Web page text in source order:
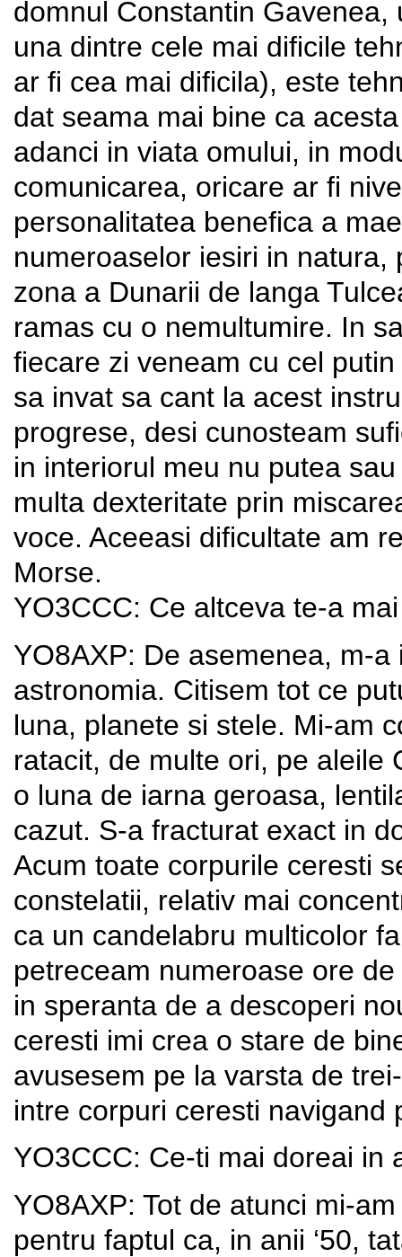
domnul Constantin
una dintre cele mai dificile
ar fi cea mai dificila), este
dat seama mai bine ca
adanci in viata omului, in
comunicarea, oricare ar fi
personalitatea benefica a
numeroaselor iesiri in
zona a Dunarii de langa
ramas cu o nemultumire. In
fiecare zi veneam cu cel
sa invat sa cant la acest
progrese, desi cunosteam
in interiorul meu nu putea
multa dexteritate prin
voce. Aceeasi dificultate am
Morse.
YO3CCC: Ce altceva te-a
YO8AXP: De asemenea, m-
astronomia. Citisem tot ce
luna, planete si stele. Mi-am
ratacit, de multe ori, pe aleile
o luna de iarna geroasa,
cazut. S-a fracturat exact in
Acum toate corpurile ceresti
constelatii, relativ mai
ca un candelabru multicolor
petreceam numeroase ore
in speranta de a descoperi
ceresti imi crea o stare de
avusesem pe la varsta de
intre corpuri ceresti navigand
YO3CCC: Ce-ti mai doreai in
YO8AXP: Tot de atunci mi-
pentru faptul ca, in anii ‘50,